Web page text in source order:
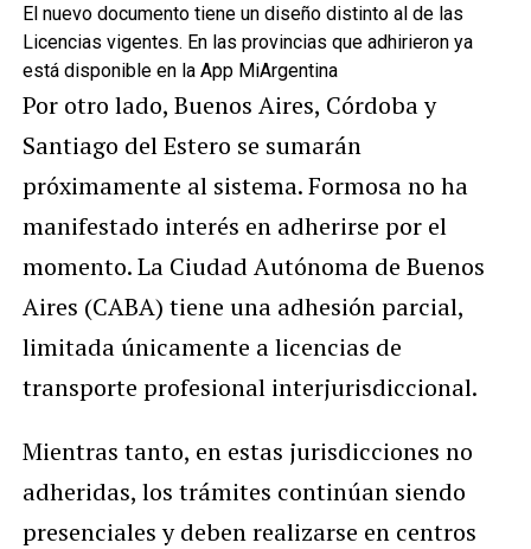
El nuevo documento tiene un diseño distinto al de las
Licencias vigentes. En las provincias que adhirieron ya
está disponible en la App MiArgentina
Por otro lado, Buenos Aires, Córdoba y
Santiago del Estero se sumarán
próximamente al sistema. Formosa no ha
manifestado interés en adherirse por el
momento. La Ciudad Autónoma de Buenos
Aires (CABA) tiene una adhesión parcial,
limitada únicamente a licencias de
transporte profesional interjurisdiccional.
Mientras tanto, en estas jurisdicciones no
adheridas, los trámites continúan siendo
presenciales y deben realizarse en centros